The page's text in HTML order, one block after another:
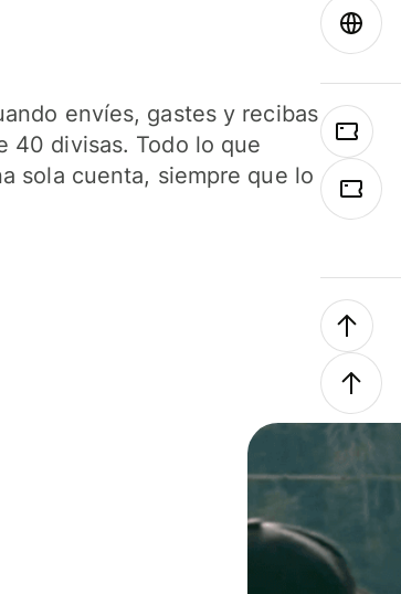
envíes, gastes y recibas
40 divisas. Todo lo que
sola cuenta, siempre que lo